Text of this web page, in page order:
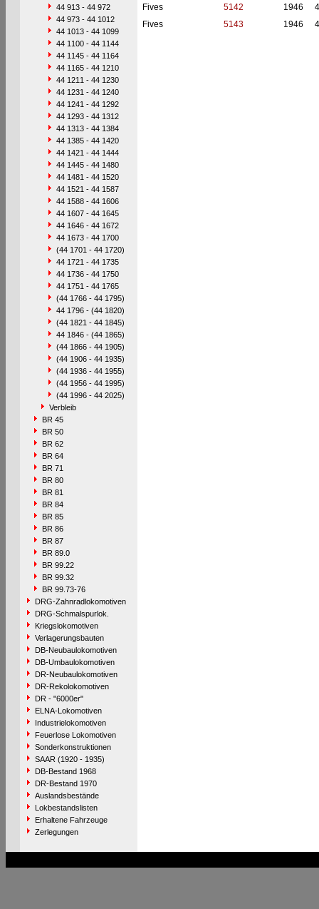
44 913 - 44 972
44 973 - 44 1012
44 1013 - 44 1099
44 1100 - 44 1144
44 1145 - 44 1164
44 1165 - 44 1210
44 1211 - 44 1230
44 1231 - 44 1240
44 1241 - 44 1292
44 1293 - 44 1312
44 1313 - 44 1384
44 1385 - 44 1420
44 1421 - 44 1444
44 1445 - 44 1480
44 1481 - 44 1520
44 1521 - 44 1587
44 1588 - 44 1606
44 1607 - 44 1645
44 1646 - 44 1672
44 1673 - 44 1700
(44 1701 - 44 1720)
44 1721 - 44 1735
44 1736 - 44 1750
44 1751 - 44 1765
(44 1766 - 44 1795)
44 1796 - (44 1820)
(44 1821 - 44 1845)
44 1846 - (44 1865)
(44 1866 - 44 1905)
(44 1906 - 44 1935)
(44 1936 - 44 1955)
(44 1956 - 44 1995)
(44 1996 - 44 2025)
Verbleib
BR 45
BR 50
BR 62
BR 64
BR 71
BR 80
BR 81
BR 84
BR 85
BR 86
BR 87
BR 89.0
BR 99.22
BR 99.32
BR 99.73-76
DRG-Zahnradlokomotiven
DRG-Schmalspurlok.
Kriegslokomotiven
Verlagerungsbauten
DB-Neubaulokomotiven
DB-Umbaulokomotiven
DR-Neubaulokomotiven
DR-Rekolokomotiven
DR - "6000er"
ELNA-Lokomotiven
Industrielokomotiven
Feuerlose Lokomotiven
Sonderkonstruktionen
SAAR (1920 - 1935)
DB-Bestand 1968
DR-Bestand 1970
Auslandsbestände
Lokbestandslisten
Erhaltene Fahrzeuge
Zerlegungen
Fives
5142 1946
Fives
5143 1946